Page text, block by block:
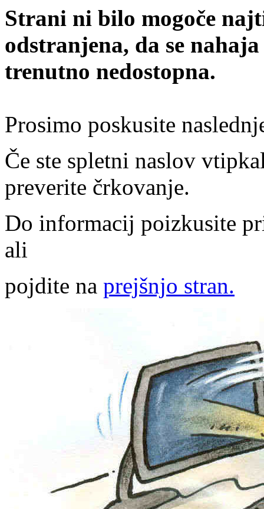
Strani ni bilo mogoče
odstranjena, da se
trenutno nedostopna.
Prosimo poskusite
Če ste spletni naslov
preverite črkovanje.
Do informacij poizkusite
ali
pojdite na prejšnjo stran.